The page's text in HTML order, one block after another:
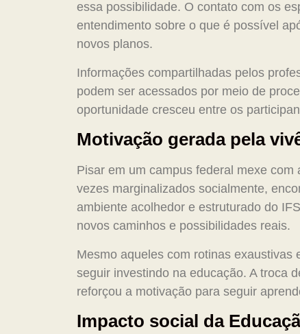
essa possibilidade. O contato com os
entendimento sobre o que é possível
novos planos.
Informações compartilhadas pelos
podem ser acessados por meio de
oportunidade cresceu entre os
Motivação gerada pela
Pisar em um campus federal mexe
vezes marginalizados socialmente,
ambiente acolhedor e estruturado do
novos caminhos e possibilidades reais.
Mesmo aqueles com rotinas exaustivas
seguir investindo na educação. A troca
reforçou a motivação para seguir
Impacto social da